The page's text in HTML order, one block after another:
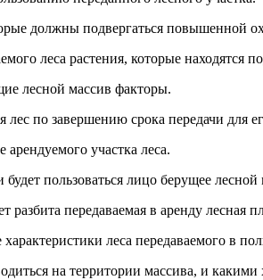
должны подвергаться повышенной
леса растения, которые находятся
лесной массив факторы.
лес по завершению срока передачи для
арендуемого участка леса.
пользоваться лицо берущее
передаваемая в аренду лесная
леса передаваемого в
на территории массива, и какими